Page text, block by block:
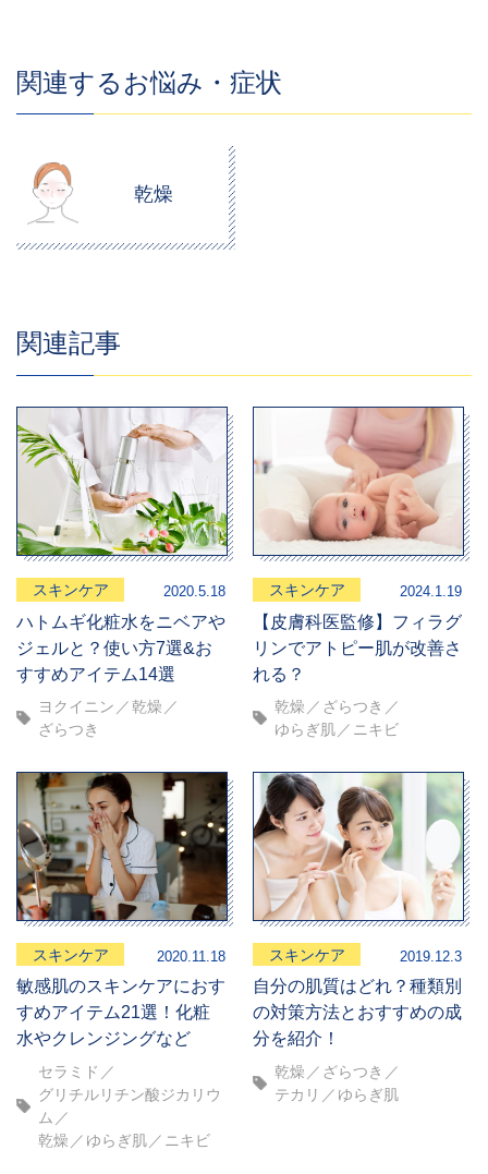
関連するお悩み・症状
乾燥
関連記事
スキンケア 2020.5.18
ハトムギ化粧水をニベアや
ジェルと？使い方7選&お
すすめアイテム14選
ヨクイニン
乾燥
ざらつき
スキンケア 2024.1.19
【皮膚科医監修】フィラグ
リンでアトピー肌が改善さ
れる？
乾燥
ざらつき
ゆらぎ肌
ニキビ
スキンケア 2020.11.18
敏感肌のスキンケアにおす
すめアイテム21選！化粧
水やクレンジングなど
セラミド
グリチルリチン酸ジカリウ
ム
乾燥
ゆらぎ肌 ニキビ
スキンケア 2019.12.3
自分の肌質はどれ？種類別
の対策方法とおすすめの成
分を紹介！
乾燥
ざらつき
テカリ
ゆらぎ肌